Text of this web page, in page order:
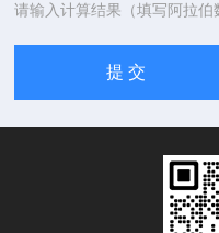
请输入计算结果（填写阿拉